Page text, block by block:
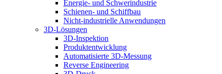
Energie- und Schwerindustrie
Schienen- und Schiffbau
Nicht-industrielle Anwendungen
3D-Lösungen
3D-Inspektion
Produktentwicklung
Automatisierte 3D-Messung
Reverse Engineering